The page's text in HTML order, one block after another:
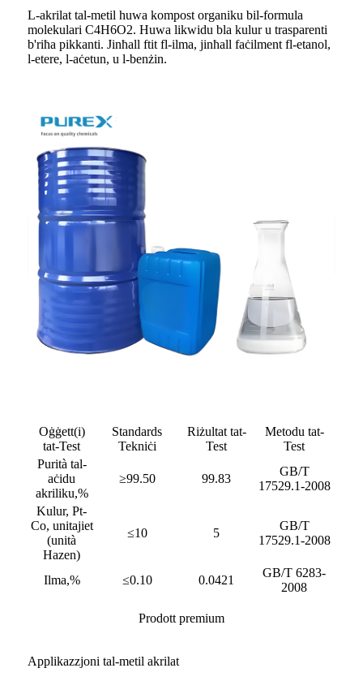
L-akrilat tal-metil huwa kompost organiku bil-formula
molekulari C4H6O2. Huwa likwidu bla kulur u trasparenti
b'riħa pikkanti. Jinħall ftit fl-ilma, jinħall faċilment fl-etanol,
l-etere, l-aċetun, u l-benżin.
Oġġett(i)
tat-Test
Standards
Tekniċi
Riżultat tat-
Test
Metodu tat-
Test
Purità tal-
aċidu
akriliku,%
≥99.50 99.83
GB/T
17529.1-2008
Kulur, Pt-
Co, unitajiet
(unità
Hazen)
≤10 5
GB/T
17529.1-2008
Ilma,% ≤0.10 0.0421
GB/T 6283-
2008
Prodott premium
Applikazzjoni tal-metil akrilat